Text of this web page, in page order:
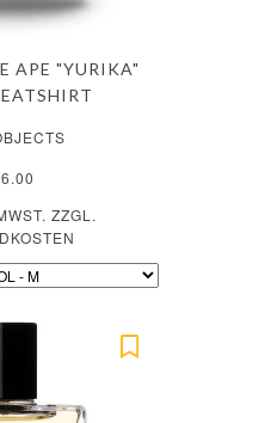
APE "YURIKA"
ZZGL.